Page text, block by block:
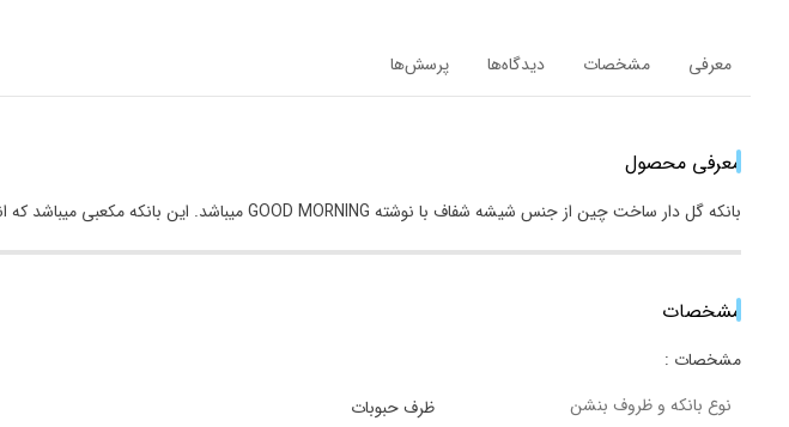
معرفی مشخصات دیدگاه‌ها پرسش‌ها
معرفی محصول
بانکه گل دار ساخت چین از جنس شیشه شفاف با نوشته GOOD MORNING میباشد. این بانکه مکعبی میباشد که اندازه کوچک 10.10متوسط 10.12 و بزرگ 10.15 میباشد. مناسب انواع حبوبات و حتی شعله مستقیم هست.
مشخصات
مشخصات :
نوع بانکه و ظروف بنشن
ظرف حبوبات